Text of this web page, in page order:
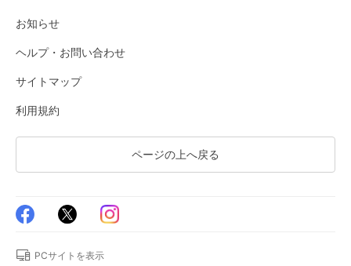
お知らせ
ヘルプ・お問い合わせ
サイトマップ
利用規約
ページの上へ戻る
PCサイトを表示